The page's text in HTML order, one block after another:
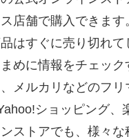
店舗で購入できます
はすぐに売り切れて
めに情報をチェック
メルカリなどのフリ
ショッピング、
ストアでも、様々な